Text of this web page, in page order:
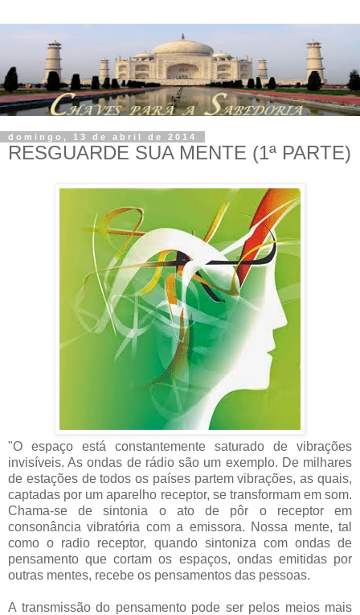
domingo, 13 de abril de 2014
RESGUARDE SUA MENTE (1ª PARTE)
"O espaço está constantemente saturado de vibrações
invisíveis. As ondas de rádio são um exemplo. De milhares
de estações de todos os países partem vibrações, as quais,
captadas por um aparelho receptor, se transformam em som.
Chama-se de sintonia o ato de pôr o receptor em
consonância vibratória com a emissora. Nossa mente, tal
como o radio receptor, quando sintoniza com ondas de
pensamento que cortam os espaços, ondas emitidas por
outras mentes, recebe os pensamentos das pessoas.
A transmissão do pensamento pode ser pelos meios mais